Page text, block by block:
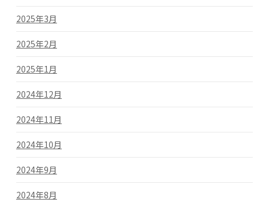
2025年3月
2025年2月
2025年1月
2024年12月
2024年11月
2024年10月
2024年9月
2024年8月